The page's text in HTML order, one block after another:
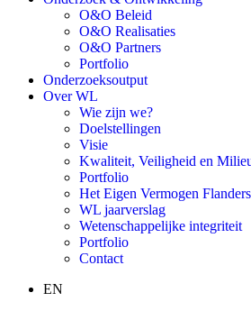
O&O Beleid
O&O Realisaties
O&O Partners
Portfolio
Onderzoeksoutput
Over WL
Wie zijn we?
Doelstellingen
Visie
Kwaliteit, Veiligheid en
Portfolio
Het Eigen Vermogen
WL jaarverslag
Wetenschappelijke integriteit
Portfolio
Contact
EN